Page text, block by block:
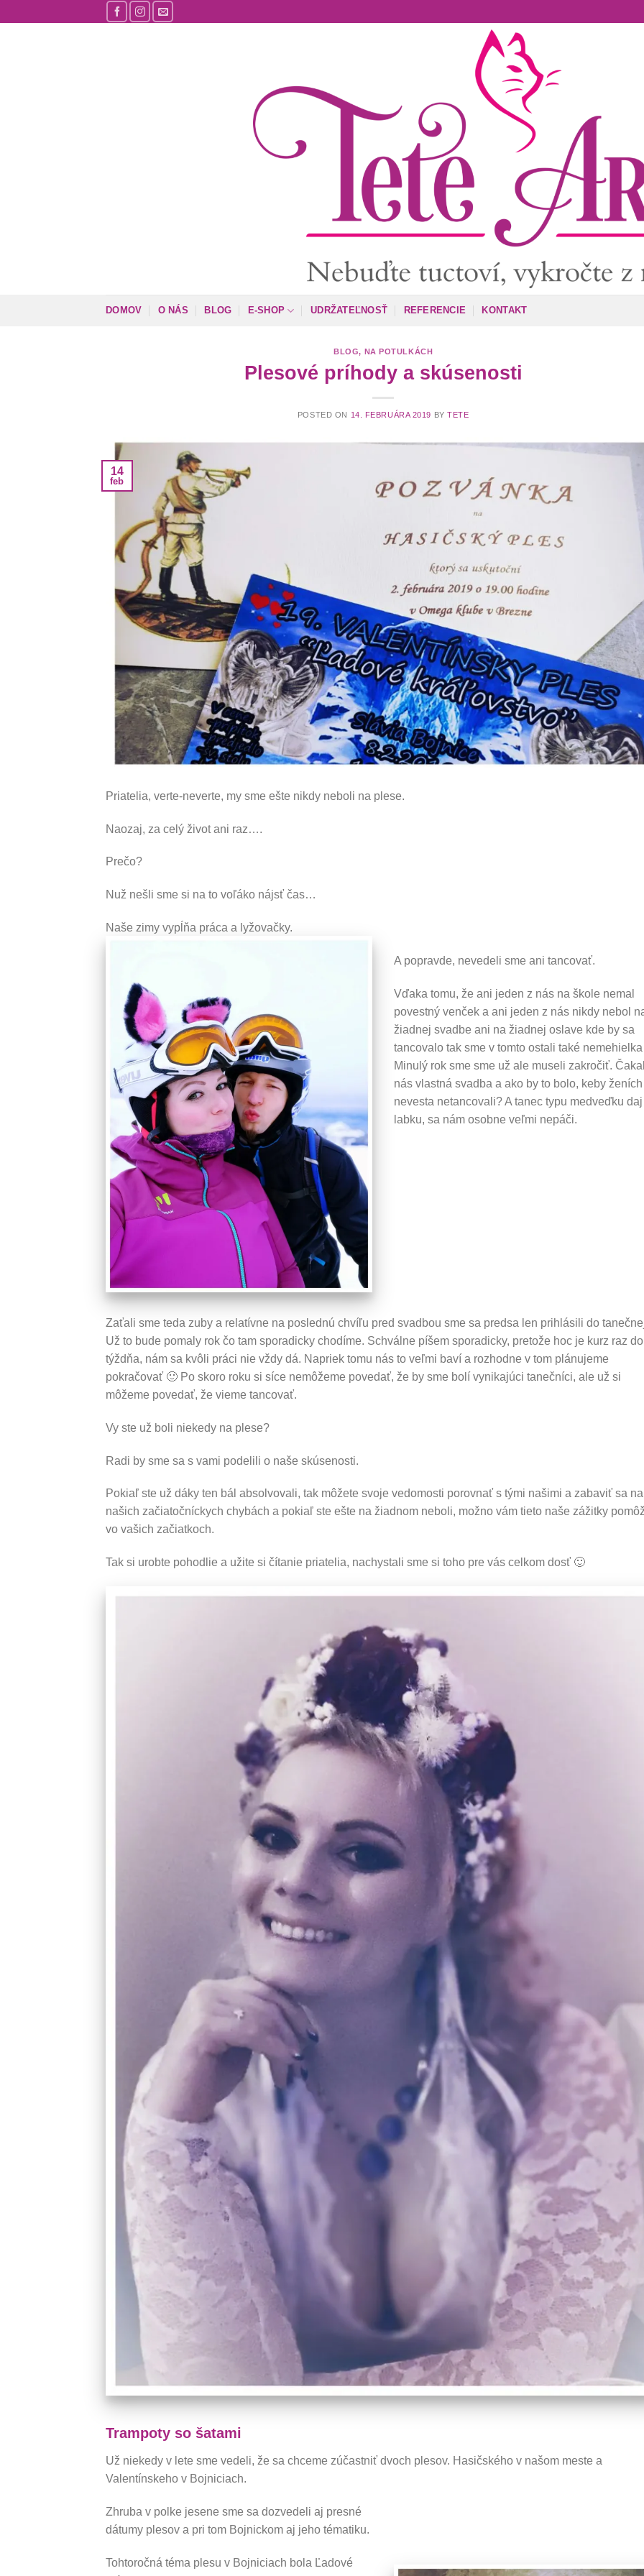
to
DOMOV O NÁS BLOG E-SHOP UDRŽATEĽNOSŤ REFERENCIE KONTAKT
BLOG, NA POTULKÁCH
Plesové príhody a skúsenosti
POSTED ON 14. FEBRUÁRA 2019 BYTETE
14
feb
Priatelia, verte-neverte, my sme ešte nikdy neboli na plese.
Naozaj, za celý život ani raz….
Prečo?
Nuž nešli sme si na to voľáko nájsť čas…
Naše zimy vypĺňa práca a lyžovačky.
A popravde, nevedeli sme ani tancovať.
Vďaka tomu, že ani jeden z nás na škole nemal
povestný venček a ani jeden z nás nikdy nebol
žiadnej svadbe ani na žiadnej oslave kde by sa
tancovalo tak sme v tomto ostali také
Minulý rok sme sme už ale museli zakročiť.
nás vlastná svadba a ako by to bolo, keby
nevesta netancovali? A tanec typu medveďku daj
labku, sa nám osobne veľmi nepáči.
Zaťali sme teda zuby a relatívne na poslednú chvíľu pred svadbou sme sa predsa len prihlásili do
Už to bude pomaly rok čo tam sporadicky chodíme. Schválne píšem sporadicky, pretože hoc je kurz raz do
týždňa, nám sa kvôli práci nie vždy dá. Napriek tomu nás to veľmi baví a rozhodne v tom plánujeme
pokračovať 🙂 Po skoro roku si síce nemôžeme povedať, že by sme bolí vynikajúci tanečníci, ale už si
môžeme povedať, že vieme tancovať.
Vy ste už boli niekedy na plese?
Radi by sme sa s vami podelili o naše skúsenosti.
Pokiaľ ste už dáky ten bál absolvovali, tak môžete svoje vedomosti porovnať s tými našimi a zabaviť sa na
našich začiatočníckych chybách a pokiaľ ste ešte na žiadnom neboli, možno vám tieto naše zážitky
vo vašich začiatkoch.
Tak si urobte pohodlie a užite si čítanie priatelia, nachystali sme si toho pre vás celkom dosť 🙂
Trampoty so šatami
Už niekedy v lete sme vedeli, že sa chceme zúčastniť dvoch plesov. Hasičského v našom meste a
Valentínskeho v Bojniciach.
Zhruba v polke jesene sme sa dozvedeli aj presné
dátumy plesov a pri tom Bojnickom aj jeho tématiku.
Tohtoročná téma plesu v Bojniciach bola Ľadové